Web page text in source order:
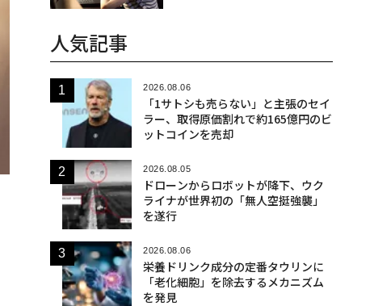
人気記事
2026.08.06
「1サトシも売らない」と主張のセイ
ラー、取得原価割れで約165億円のビ
ットコインを売却
2026.08.05
ドローンからロボットが降下、ウク
ライナが世界初の「無人空挺強襲」
を遂行
2026.08.06
栄養ドリンク成分の定番タウリンに
「老化細胞」を除去するメカニズム
を発見